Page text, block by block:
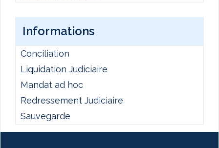
Informations
Conciliation
Liquidation Judiciaire
Mandat ad hoc
Redressement Judiciaire
Sauvegarde